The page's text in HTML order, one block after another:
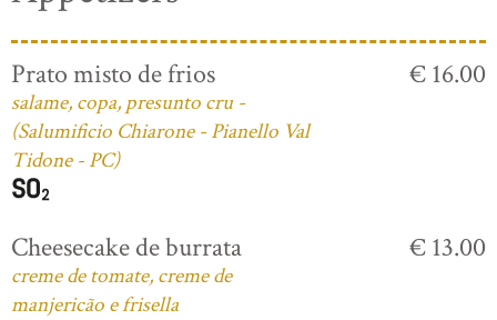
Prato misto de frios
salame, copa, presunto cru -
(Salumificio Chiarone - Pianello Val
Tidone - PC)
€ 16.00
Cheesecake de burrata
creme de tomate, creme de
manjericão e frisella
€ 13.00